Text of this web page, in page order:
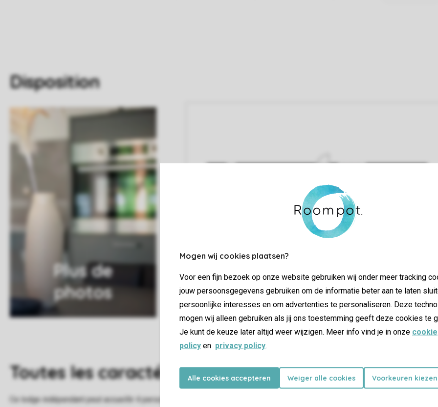
Mogen wij cookies plaatsen?
Voor een fijn bezoek op onze website gebruiken wij onder meer tracking
jouw persoonsgegevens gebruiken om de informatie beter aan te laten
persoonlijke interesses en om advertenties te personaliseren. Deze
mogen wij alleen gebruiken als jij ons toestemming geeft deze cookies te
Je kunt de keuze later altijd weer wijzigen. Meer info vind je in onze cookie
policy en privacy policy.
Alle cookies accepteren Weiger alle cookies Voorkeuren kiezen
Disposition
Plus de
photos
Toutesles caractéristiques
Ce lodge indépendant peut accueillir 4 personnes. La salle de séjour a un coin salon, une smart-TV et un coin repas. La